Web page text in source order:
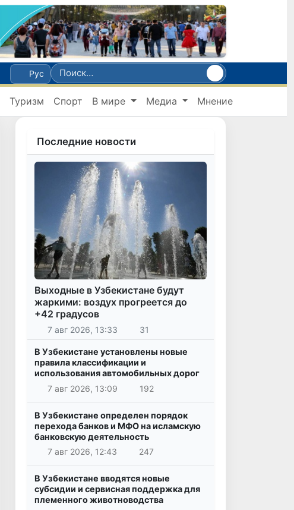
Рус
Туризм Спорт В мире Медиа Мнение
Последние новости
Выходные в Узбекистане будут
жаркими: воздух прогреется до
+42 градусов
7 авг 2026, 13:33 31
В Узбекистане установлены новые
правила классификации и
использования автомобильных дорог
7 авг 2026, 13:09
192
В Узбекистане определен порядок
перехода банков и МФО на исламскую
банковскую деятельность
7 авг 2026, 12:43
247
В Узбекистане вводятся новые
субсидии и сервисная поддержка для
племенного животноводства